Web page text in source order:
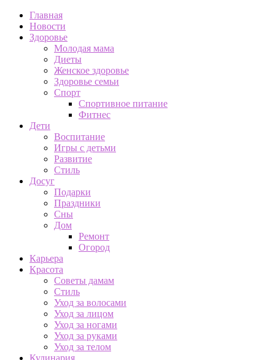
Главная
Новости
Здоровье
Молодая мама
Диеты
Женское здоровье
Здоровье семьи
Спорт
Спортивное питание
Фитнес
Дети
Воспитание
Игры с детьми
Развитие
Стиль
Досуг
Подарки
Праздники
Сны
Дом
Ремонт
Огород
Карьера
Красота
Советы дамам
Стиль
Уход за волосами
Уход за лицом
Уход за ногами
Уход за руками
Уход за телом
Кулинария